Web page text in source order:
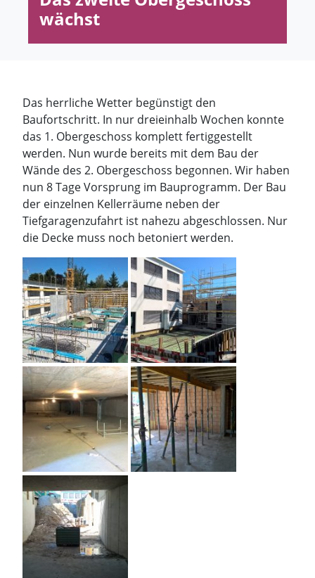
wächst
Das herrliche Wetter begünstigt den
Baufortschritt. In nur dreieinhalb Wochen konnte
das 1. Obergeschoss komplett fertiggestellt
werden. Nun wurde bereits mit dem Bau der
Wände des 2. Obergeschoss begonnen. Wir haben
nun 8 Tage Vorsprung im Bauprogramm. Der Bau
der einzelnen Kellerräume neben der
Tiefgaragenzufahrt ist nahezu abgeschlossen. Nur
die Decke muss noch betoniert werden.
Das 2. Obergeschoss
entsteht.
Die Einfahrt zur
Tiefgarage ist sehr
breit und hell. Der
Aushub kann jedoch
erst dann fertiggestellt
werden, wenn die
Betonwände des
Kellers ausgeschalt
Die Tiefgarage mit den
24 Stellplätzen wird
sehr geräumig. Die
Parkplätze sind sehr
breit, damit das
Einsteigen und
Aussteigen bequem ist.